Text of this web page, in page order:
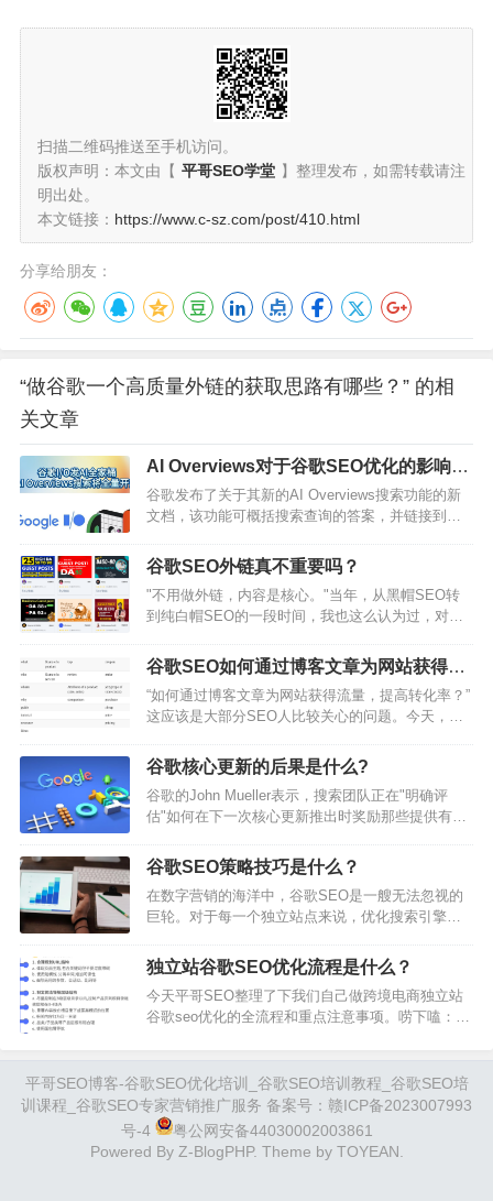
扫描二维码推送至手机访问。
版权声明：本文由【 平哥SEO学堂 】整理发布，如需转载请注
明出处。
本文链接： https://www.c-sz.com/post/410.html
分享给朋友：
“做谷歌一个高质量外链的获取思路有哪些？” 的相
关文章
AI Overviews对于谷歌SEO优化的影响是
什么？
谷歌发布了关于其新的AI Overviews搜索功能的新
文档，该功能可概括搜索查询的答案，并链接到可
如何工作以及出版商和搜索引擎优化人员应注意事
项的重要信息。触发AI Overviews因素当用户的意
图是快速了解信息，尤其是当信息需求与任务相关
联时，AI Overviews就会显示出来。“AI Overviews
appear in Google Sea…
谷歌SEO外链真不重要吗？
"不用做外链，内容是核心。"当年，从黑帽SEO转
到纯白帽SEO的一段时间，我也这么认为过，对外
然，今天也有不少人持有这种看法。早年的确存在
过一个谷歌流量白捡时期，甚至不需要做内容。写
一个带有目标关键词的网页标题，手工去别的网站
上丢几十条甚至上百条垃圾信息，放上自己网站链
接，所谓的垃圾外链策略，就可以获得大把优质流
量。钻漏洞会上瘾。甚至围…
谷歌SEO如何通过博客文章为网站获得流
量和转化？
“如何通过博客文章为网站获得流量，提高转化率？”
这应该是大部分SEO人比较关心的问题。今天，平
排名前三且有流量的博客文章。一.什么是博客文章
我相信点开这篇文章的人对博客文章都有一定的概
念，所以我这边只提供了一版比较简洁的定义：1、
发布在网站blog版块的文章，新闻稿，指南等；2、
通常涵盖一个特定的话题或疑问，具有教育性质；
3、字数在500到2000字以…
谷歌核心更新的后果是什么?
谷歌的John Mueller表示，搜索团队正在"明确评
估"如何在下一次核心更新推出时奖励那些提供有
份核心更新和9月份有用内容更新的影响的讨论的回
应。Mueller在一系列推文中承认了这些担忧，并表
示：“I imagine for most sites strongly affected,the
effects will be si…
谷歌SEO策略技巧是什么？
在数字营销的海洋中，谷歌SEO是一艘无法忽视的
巨轮。对于每一个独立站点来说，优化搜索引擎排
客户的重要手段。在谷歌这个搜索引擎巨头的统治
下，了解并应用有效的SEO策略，已经成为每一个
网站运营者的必修课。然而，SEO的世界充满了挑
战和竞争。要在数亿的网站中脱颖而出，单纯依靠
独立站谷歌SEO优化流程是什么？
今天平哥SEO整理了下我们自己做跨境电商独立站
谷歌seo优化的全流程和重点注意事项。唠下嗑：很
新手站长来说。说下我的个人经历。我本人在入行
之前从事了多年的海外广告相关的工作，但我对这
个领域直很感兴趣，就路跟着国外很白帽的课程和
行业博客，路学路做。直到今天，我依旧觉得，谷
歌SEO优化本质上是内容营销的工作。我…
平哥SEO博客-谷歌SEO优化培训_谷歌SEO培训教程_谷歌SEO培
训课程_谷歌SEO专家营销推广服务 备案号： 赣ICP备2023007993
号-4
粤公网安备44030002003861
Powered By Z-BlogPHP. Theme by TOYEAN.